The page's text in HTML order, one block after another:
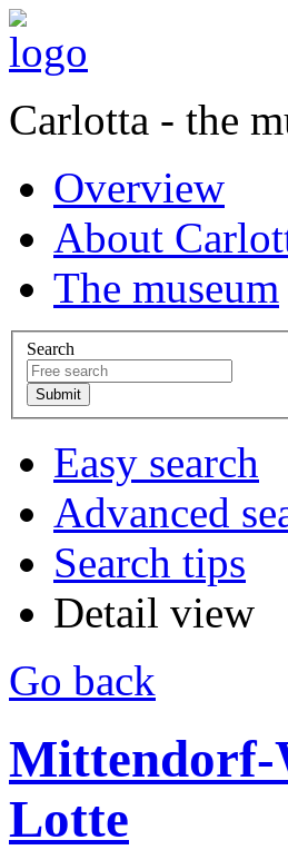
Carlotta - the
Overview
About
The museum
Search
Easy search
Advanced
Search tips
Detail view
Go back
Mittendorf-
Lotte